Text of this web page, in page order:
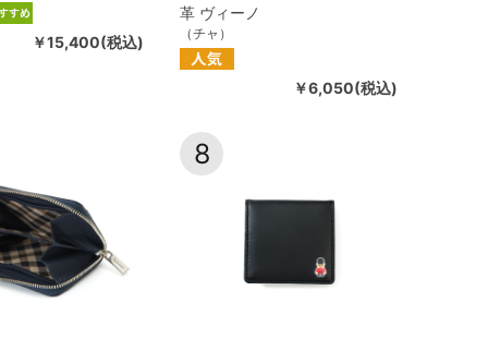
￥15,400(税込)
革 ヴィーノ
（チャ）
￥6,050(税込)
8